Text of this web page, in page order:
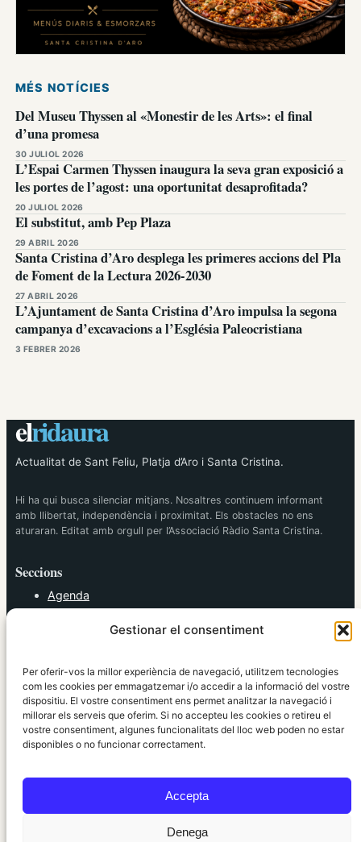
Gestionar el consentiment
Per oferir-vos la millor experiència de navegació, utilitzem tecnologies
com les cookies per emmagatzemar i/o accedir a la informació del vostre
dispositiu. El vostre consentiment ens permet analitzar la navegació i
millorar els serveis que oferim. Si no accepteu les cookies o retireu el
vostre consentiment, algunes funcionalitats del lloc web poden no estar
disponibles o no funcionar correctament.
Accepta
Denega
MÉS NOTÍCIES
Del Museu Thyssen al «Monestir de les Arts»: el final
d’una promesa
30 JULIOL 2026
L’Espai Carmen Thyssen inaugura la seva gran exposició a
les portes de l’agost: una oportunitat desaprofitada?
20 JULIOL 2026
El substitut, amb Pep Plaza
29 ABRIL 2026
Santa Cristina d’Aro desplega les primeres accions del Pla
de Foment de la Lectura 2026-2030
27 ABRIL 2026
L’Ajuntament de Santa Cristina d’Aro impulsa la segona
campanya d’excavacions a l’Església Paleocristiana
3 FEBRER 2026
elridaura
Actualitat de Sant Feliu, Platja d’Aro i Santa Cristina.
Hi ha qui busca silenciar mitjans. Nosaltres continuem informant
amb llibertat, independència i proximitat. Els obstacles no ens
aturaran. Editat amb orgull per l’Associació Ràdio Santa Cristina.
Seccions
Agenda
Política
Societat
Tendències
elRidaura.com